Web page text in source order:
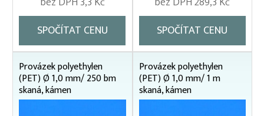
SPOČÍTAT CENU
SPOČÍTAT CENU
Provázek polyethylen
(PET) Ø 1,0 mm/ 250 bm
skaná, kámen
Provázek polyethylen
(PET) Ø 1,0 mm/ 1 m
skaná, kámen